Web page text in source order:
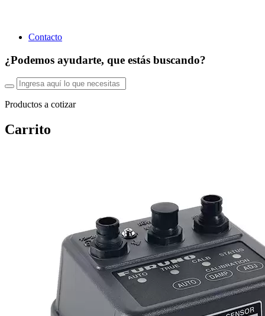
Contacto
¿Podemos ayudarte, que estás buscando?
Productos a cotizar
Carrito